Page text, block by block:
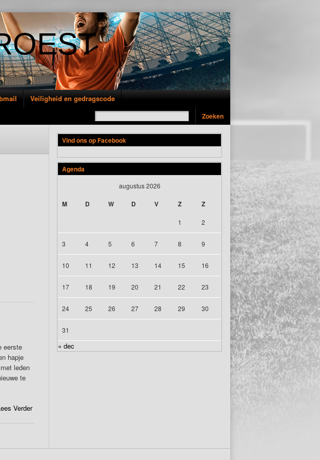
Veiligheid en gedragscode
eerste
hapje
leden
te
Verder
Vind ons op Facebook
Agenda
augustus 2026
M D W D V Z Z
1 2
3 4 5 6 7 8 9
10 11 12 13 14 15 16
17 18 19 20 21 22 23
24 25 26 27 28 29 30
31
« dec